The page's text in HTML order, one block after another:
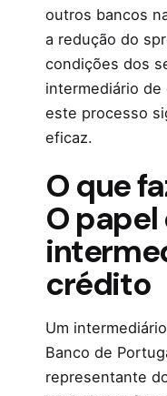
outros bancos
a redução do
condições dos
intermediário
este processo
eficaz.
O que
O papel
crédito
Um
Banco de
representante